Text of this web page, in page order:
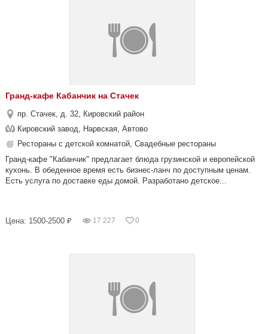
Гранд-кафе Кабанчик на Стачек
пр. Стачек, д. 32, Кировский район
Кировский завод, Нарвская, Автово
Рестораны с детской комнатой, Свадебные рестораны
Гранд-кафе "Кабанчик" предлагает блюда грузинской и европейской
кухонь. В обеденное время есть бизнес-ланч по доступным ценам.
Есть услуга по доставке еды домой. Разработано детское...
Цена: 1500-2500 ₽ 17 227 0